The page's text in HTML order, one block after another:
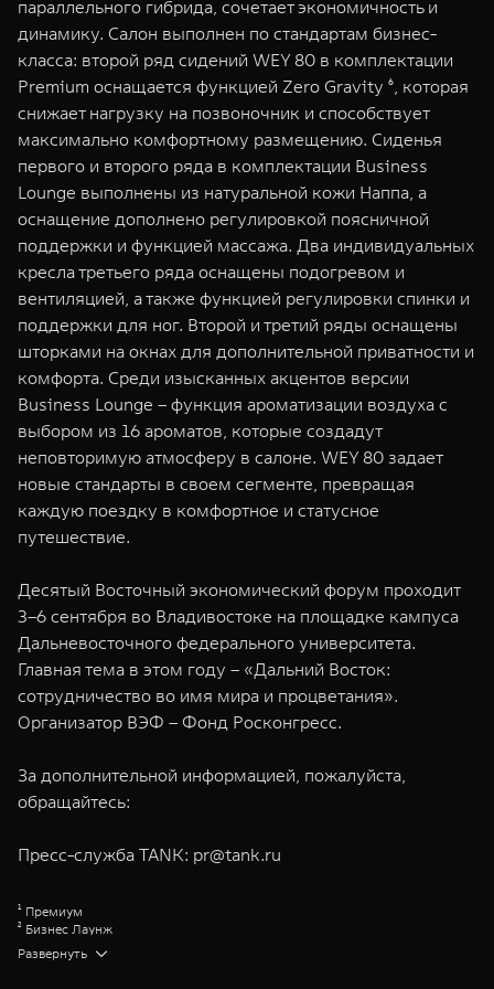
параллельного гибрида, сочетает экономичность и
динамику. Салон выполнен по стандартам бизнес-
класса: второй ряд сидений WEY 80 в комплектации
Premium оснащается функцией Zero Gravity ⁶, которая
снижает нагрузку на позвоночник и способствует
максимально комфортному размещению. Сиденья
первого и второго ряда в комплектации Business
Lounge выполнены из натуральной кожи Наппа, а
оснащение дополнено регулировкой поясничной
поддержки и функцией массажа. Два индивидуальных
кресла третьего ряда оснащены подогревом и
вентиляцией, а также функцией регулировки спинки и
поддержки для ног. Второй и третий ряды оснащены
шторками на окнах для дополнительной приватности и
комфорта. Среди изысканных акцентов версии
Business Lounge – функция ароматизации воздуха с
выбором из 16 ароматов, которые создадут
неповторимую атмосферу в салоне. WEY 80 задает
новые стандарты в своем сегменте, превращая
каждую поездку в комфортное и статусное
путешествие.
Десятый Восточный экономический форум проходит
3–6 сентября во Владивостоке на площадке кампуса
Дальневосточного федерального университета.
Главная тема в этом году – «Дальний Восток:
сотрудничество во имя мира и процветания».
Организатор ВЭФ – Фонд Росконгресс.
За дополнительной информацией, пожалуйста,
обращайтесь:
Пресс-служба TANK: pr@tank.ru
¹ Премиум
² Бизнес Лаунж
³ Хай-Перформанс
⁴ Эдишен Уан
Развернуть